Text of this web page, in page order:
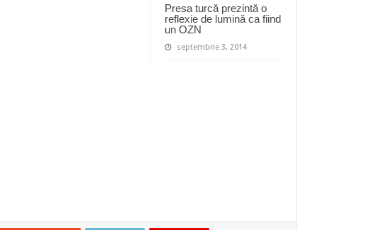
Presa turcă prezintă o
reflexie de lumină ca fiind
un OZN
septembrie 3, 2014